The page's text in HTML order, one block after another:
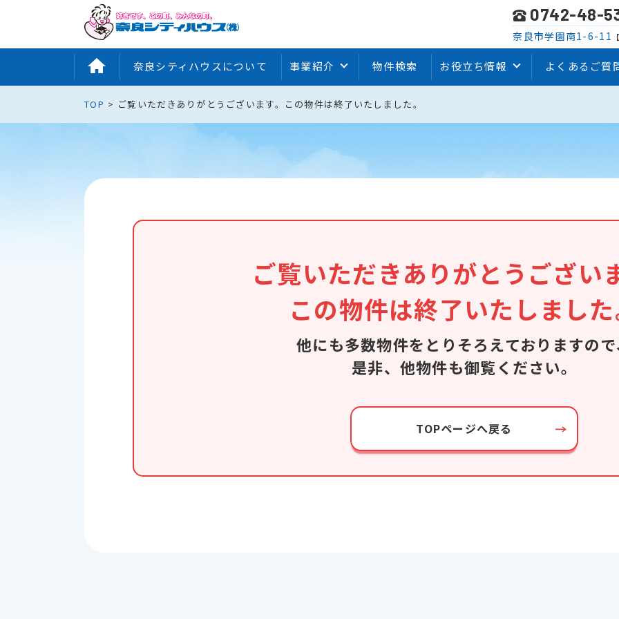
0742-48-
奈良市学園南1-6-11
奈良シティハウスについて 事業紹介 物件検索 お役立ち情報 よくあるご質
TOP ご覧いただきありがとうございます。この物件は終了いたしました。
ご覧いただきありがとうござい
この物件は終了いたしまし
他にも多数物件を とりそろえておりますの
是非、他物件も御覧ください。
TOPページへ戻る